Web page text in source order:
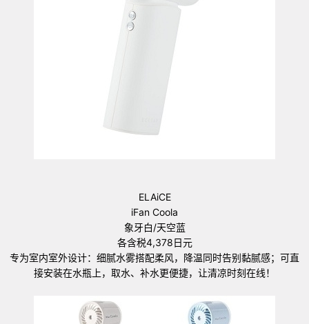
ELAiCE
iFan Coola
象牙白/天空蓝
各含税4,378日元
专为室内室外设计：细腻水雾搭配柔风，降温同时告别黏腻感；可直
接安装在水瓶上，取水、补水更便捷，让清凉时刻在线！